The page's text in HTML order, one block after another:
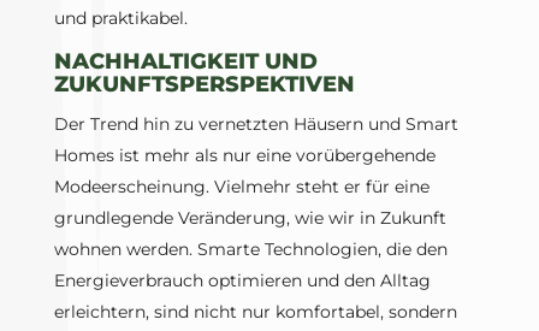
und praktikabel.
NACHHALTIGKEIT UND
ZUKUNFTSPERSPEKTIVEN
Der Trend hin zu vernetzten Häusern und Smart
Homes ist mehr als nur eine vorübergehende
Modeerscheinung. Vielmehr steht er für eine
grundlegende Veränderung, wie wir in Zukunft
wohnen werden. Smarte Technologien, die den
Energieverbrauch optimieren und den Alltag
erleichtern, sind nicht nur komfortabel, sondern